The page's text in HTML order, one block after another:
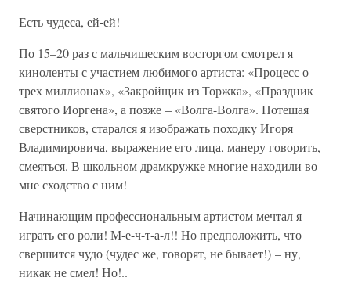
Есть чудеса, ей-ей!
По 15–20 раз с мальчишеским восторгом смотрел я
киноленты с участием любимого артиста: «Процесс о
трех миллионах», «Закройщик из Торжка», «Праздник
святого Иоргена», а позже – «Волга-Волга». Потешая
сверстников, старался я изображать походку Игоря
Владимировича, выражение его лица, манеру говорить,
смеяться. В школьном драмкружке многие находили во
мне сходство с ним!
Начинающим профессиональным артистом мечтал я
играть его роли! М-е-ч-т-а-л!! Но предположить, что
свершится чудо (чудес же, говорят, не бывает!) – ну,
никак не смел! Но!..